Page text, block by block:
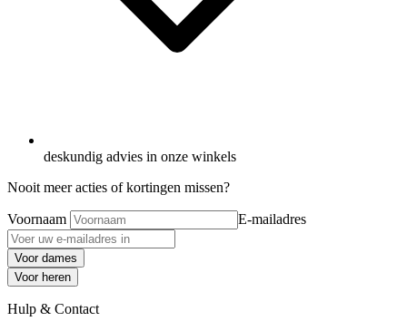
deskundig advies in onze winkels
Nooit meer acties of kortingen missen?
Voornaam E-mailadres
Voor dames
Voor heren
Hulp & Contact